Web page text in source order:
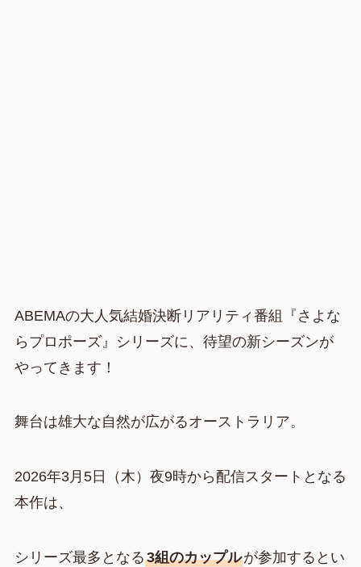
ABEMAの大人気結婚決断リアリティ番組『さよな
らプロポーズ』シリーズに、待望の新シーズンが
やってきます！
舞台は雄大な自然が広がるオーストラリア。
2026年3月5日（木）夜9時から配信スタートとなる
本作は、
シリーズ最多となる3組のカップルが参加するとい